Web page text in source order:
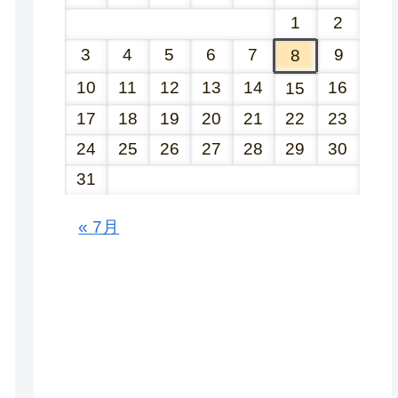
1
2
3
4 5 6 7 8
9
10
11 12 13 14 15
16
17
18 19 20 21 22
23
24
25 26 27 28 29
30
31
« 7月